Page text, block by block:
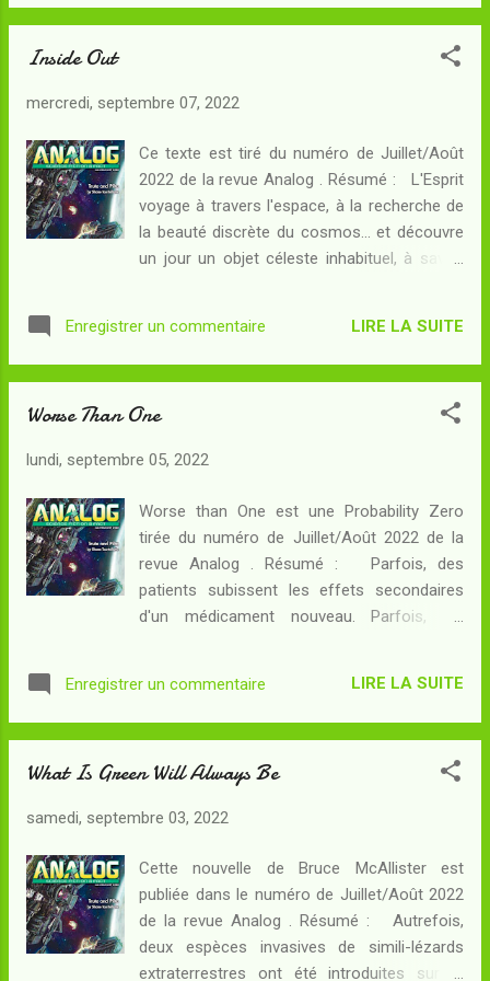
chroniquer. Le présent texte (assez court
reprend le personnage de Bob - historique
du reste entre The Nightmare Stacks et The
ni d'anniversaire de mariage pour Bob : ses
supérieurs l'envoient en détachement au
Japon, où l'agence paranormale nationale a
réclamé l'assistance de James Angleton.
Son ancien supérieur hiérarchique étant
pouvoirs d'aller honorer la requête japonaise.
Inside Out
mercredi, septembre 07, 2022
Ce texte est tiré du numéro de Juillet/Août
2022 de la revue Analog . Résumé : L'Esprit
voyage à travers l'espace, à la recherche de
la beauté discrète du cosmos... et découvre
un jour un objet céleste inhabituel, à savoir
passage vers un autre univers ! Comment
l'Esprit va-t-il faire face à cette réalité
coalescence des consciences individuelles
que l'auteur nous esquisse, notre espèce a
l'extinction individuelle ayant disparu, ce sont
d'autres peurs existentielles qui viennent
affecter l'Esprit : celles des écarts aux lois
de la physique... par exemple. Si découvrir un
objet céleste inconnu est susceptible
connu - ou la révision du modèle - suffisent
Enregistrer un commentaire LIRE LA SUITE
Worse Than One
lundi, septembre 05, 2022
Worse than One est une Probability Zero
tirée du numéro de Juillet/Août 2022 de la
revue Analog . Résumé : Parfois, des
patients subissent les effets secondaires
d'un médicament nouveau. Parfois, les
leur propre protection... Mais pourquoi
recourir aux conseils d'un avocat quand les
patient ? Quand un médicament défraie la
parce qu'il occasionne des troubles
notice - mais si, vous savez, ce que la
plupart des personnes sensées
s'abstiennent de lire sans quoi on
renoncerait vite à prendre un traitement dont
Enregistrer un commentaire LIRE LA SUITE
What Is Green Will Always Be
samedi, septembre 03, 2022
Cette nouvelle de Bruce McAllister est
publiée dans le numéro de Juillet/Août 2022
de la revue Analog . Résumé : Autrefois,
deux espèces invasives de simili-lézards
extraterrestres ont été introduites sur la